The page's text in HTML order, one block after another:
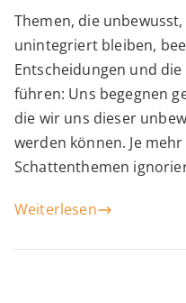
Themen, die
unintegriert bleiben,
Entscheidungen und
führen: Uns begegnen
die wir uns dieser
werden können. Je
Schattenthemen
Weiterlesen